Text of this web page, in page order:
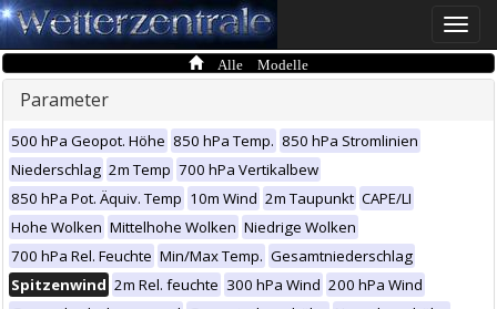
Toggle
Alle Modelle
Parameter
500 hPa Geopot. Höhe 850 hPa Temp. 850 hPa Stromlinien
Niederschlag 2m Temp 700 hPa Vertikalbew
850 hPa Pot. Äquiv. Temp 10m Wind 2m Taupunkt CAPE/LI
Hohe Wolken Mittelhohe Wolken Niedrige Wolken
700 hPa Rel. Feuchte Min/Max Temp. Gesamtniederschlag
Spitzenwind 2m Rel. feuchte 300 hPa Wind 200 hPa Wind